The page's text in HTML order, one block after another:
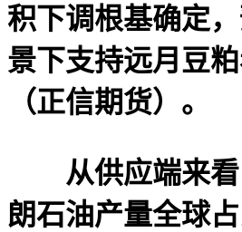
积下调根基确定
景下支持远月豆
（正信期货）。
从供应端来看
朗石油产量全球占